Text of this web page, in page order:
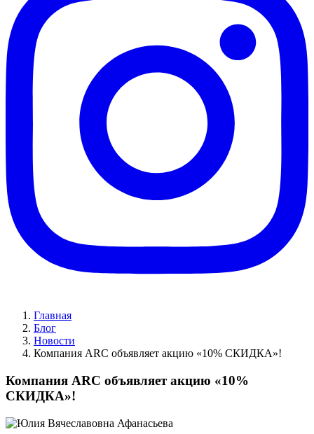
Главная
Блог
Новости
Компания ARC объявляет акцию «10% СКИДКА»!
Компания ARC объявляет акцию «10%
СКИДКА»!